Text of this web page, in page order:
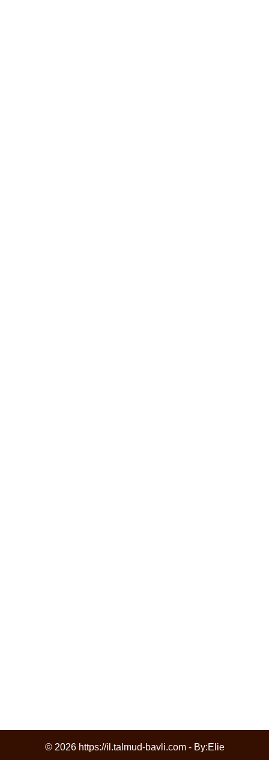
© 2026 https://il.talmud-bavli.com - By:Elie